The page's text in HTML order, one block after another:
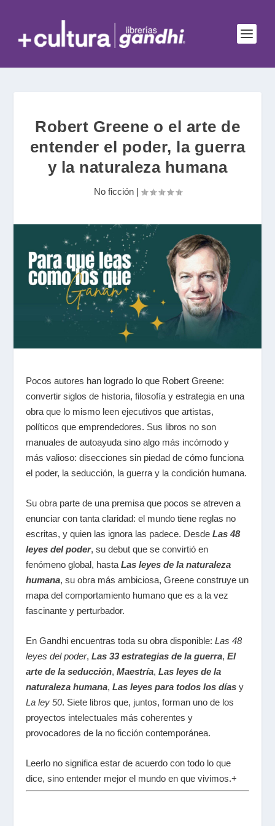
Robert Greene o el arte de
entender el poder, la guerra
y la naturaleza humana
No ficción|
Pocos autores han logrado lo que Robert Greene:
convertir siglos de historia, filosofía y estrategia en una
obra que lo mismo leen ejecutivos que artistas,
políticos que emprendedores. Sus libros no son
manuales de autoayuda sino algo más incómodo y
más valioso: disecciones sin piedad de cómo funciona
el poder, la seducción, la guerra y la condición humana.
Su obra parte de una premisa que pocos se atreven a
enunciar con tanta claridad: el mundo tiene reglas no
escritas, y quien las ignora las padece. DesdeLas 48
leyes del poder, su debut que se convirtió en
fenómeno global, hastaLas leyes de la naturaleza
humana, su obra más ambiciosa, Greene construye un
mapa del comportamiento humano que es a la vez
fascinante y perturbador.
En Gandhi encuentras toda su obra disponible:Las 48
leyes del poder,Las 33 estrategias de la guerra,El
arte de la seducción,Maestría,Las leyes de la
naturaleza humana,Las leyes para todos los días y
La ley 50. Siete libros que, juntos, forman uno de los
proyectos intelectuales más coherentes y
provocadores de la no ficción contemporánea.
Leerlo no significa estar de acuerdo con todo lo que
dice, sino entender mejor el mundo en que vivimos.+